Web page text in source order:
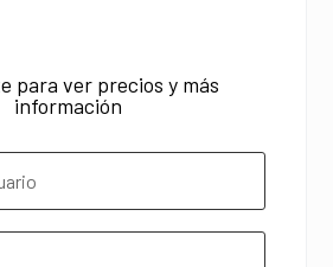
para ver precios y más
información